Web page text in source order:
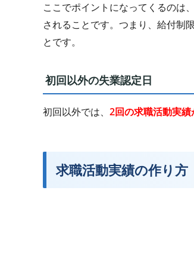
ここでポイントになってくるのは
されることです。つまり、給付制
とです。
初回以外の失業認定日
初回以外では、 2回の求職活動実績
求職活動実績の作り方